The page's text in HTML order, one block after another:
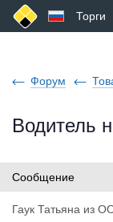
Торги
Форум
Водитель
Сообщение
Гаук Татьяна из